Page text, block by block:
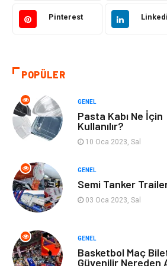
Kültür Organizasyon
Finans & Ekonomi
Bilgisayar &
Yazılım
Bebek Giyim Moda
Blogroll
Markalar Bilet
Pinterest
POPÜLER
GENEL
Pasta Kabı Ne İçin
Kullanılır?
10 Oca 2023, Sal
GENEL
Semi Tanker
03 Oca 2023, Sal
GENEL
Basketbol Maç
Güvenilir Nereden